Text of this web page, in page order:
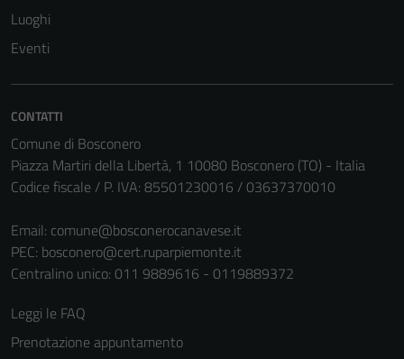
Luoghi
Eventi
CONTATTI
Comune di Bosconero
Piazza Martiri della Libertà, 1 10080 Bosconero (TO) - Italia
Codice fiscale / P. IVA: 85501230016 / 03637370010
Email: comune@bosconerocanavese.it
PEC: bosconero@cert.ruparpiemonte.it
Centralino unico: 011 9889616 - 0119889372
Leggi le FAQ
Prenotazione appuntamento
Tecnici
sono necessari
per il
funzionamento